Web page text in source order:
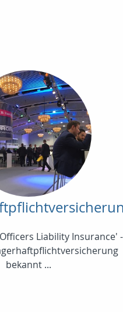
Liability Insurance' -
bekannt ...